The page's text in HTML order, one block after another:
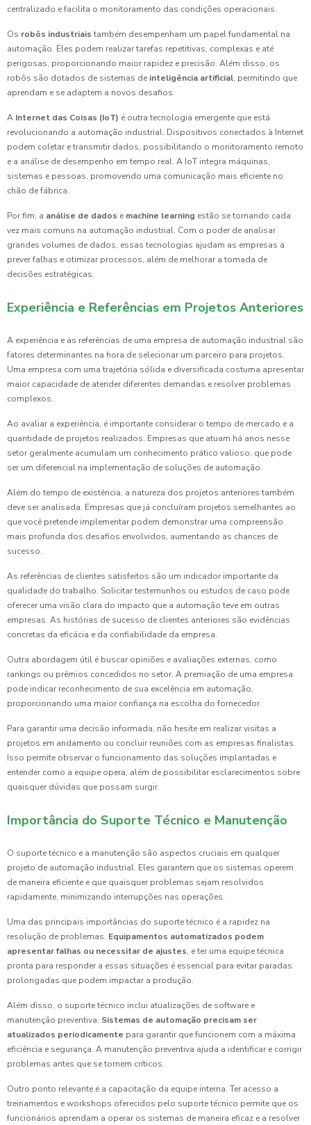
centralizado e facilita o monitoramento das condições operacionais.
Os robôs industriais também desempenham um papel fundamental na
automação. Eles podem realizar tarefas repetitivas, complexas e até
perigosas, proporcionando maior rapidez e precisão. Além disso, os
robôs são dotados de sistemas de inteligência artificial, permitindo que
aprendam e se adaptem a novos desafios.
A Internet das Coisas (IoT) é outra tecnologia emergente que está
revolucionando a automação industrial. Dispositivos conectados à Internet
podem coletar e transmitir dados, possibilitando o monitoramento remoto
e a análise de desempenho em tempo real. A IoT integra máquinas,
sistemas e pessoas, promovendo uma comunicação mais eficiente no
chão de fábrica.
Por fim, a análise de dados e machine learning estão se tornando cada
vez mais comuns na automação industrial. Com o poder de analisar
grandes volumes de dados, essas tecnologias ajudam as empresas a
prever falhas e otimizar processos, além de melhorar a tomada de
decisões estratégicas.
Experiência e Referências em Projetos Anteriores
A experiência e as referências de uma empresa de automação industrial são
fatores determinantes na hora de selecionar um parceiro para projetos.
Uma empresa com uma trajetória sólida e diversificada costuma apresentar
maior capacidade de atender diferentes demandas e resolver problemas
complexos.
Ao avaliar a experiência, é importante considerar o tempo de mercado e a
quantidade de projetos realizados. Empresas que atuam há anos nesse
setor geralmente acumulam um conhecimento prático valioso, que pode
ser um diferencial na implementação de soluções de automação.
Além do tempo de existência, a natureza dos projetos anteriores também
deve ser analisada. Empresas que já concluíram projetos semelhantes ao
que você pretende implementar podem demonstrar uma compreensão
mais profunda dos desafios envolvidos, aumentando as chances de
sucesso.
As referências de clientes satisfeitos são um indicador importante da
qualidade do trabalho. Solicitar testemunhos ou estudos de caso pode
oferecer uma visão clara do impacto que a automação teve em outras
empresas. As histórias de sucesso de clientes anteriores são evidências
concretas da eficácia e da confiabilidade da empresa.
Outra abordagem útil é buscar opiniões e avaliações externas, como
rankings ou prêmios concedidos no setor. A premiação de uma empresa
pode indicar reconhecimento de sua excelência em automação,
proporcionando uma maior confiança na escolha do fornecedor.
Para garantir uma decisão informada, não hesite em realizar visitas a
projetos em andamento ou concluir reuniões com as empresas finalistas.
Isso permite observar o funcionamento das soluções implantadas e
entender como a equipe opera, além de possibilitar esclarecimentos sobre
quaisquer dúvidas que possam surgir.
Importância do Suporte Técnico e Manutenção
O suporte técnico e a manutenção são aspectos cruciais em qualquer
projeto de automação industrial. Eles garantem que os sistemas operem
de maneira eficiente e que quaisquer problemas sejam resolvidos
rapidamente, minimizando interrupções nas operações.
Uma das principais importâncias do suporte técnico é a rapidez na
resolução de problemas. Equipamentos automatizados podem
apresentar falhas ou necessitar de ajustes, e ter uma equipe técnica
pronta para responder a essas situações é essencial para evitar paradas
prolongadas que podem impactar a produção.
Além disso, o suporte técnico inclui atualizações de software e
manutenção preventiva. Sistemas de automação precisam ser
atualizados periodicamente para garantir que funcionem com a máxima
eficiência e segurança. A manutenção preventiva ajuda a identificar e corrigir
problemas antes que se tornem críticos.
Outro ponto relevante é a capacitação da equipe interna. Ter acesso a
treinamentos e workshops oferecidos pelo suporte técnico permite que os
funcionários aprendam a operar os sistemas de maneira eficaz e a resolver